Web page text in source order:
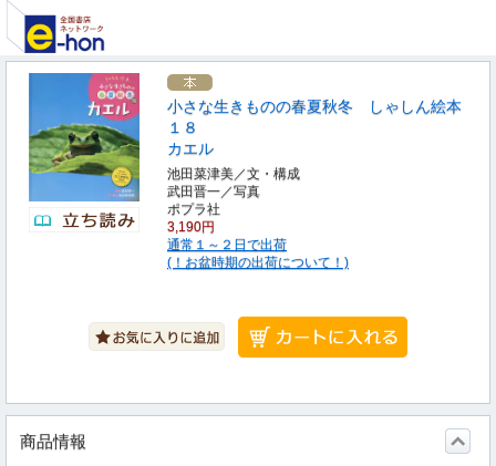
小さな生きものの春夏秋冬 しゃしん絵本
１８
カエル
池田菜津美／文・構成
武田晋一／写真
ポプラ社
3,190円
通常１～２日で出荷
(！お盆時期の出荷について！)
商品情報